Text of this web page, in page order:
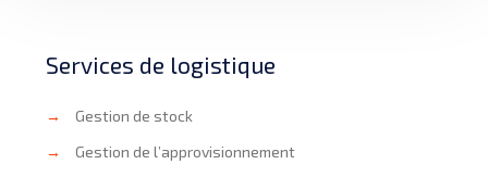
Services de logistique
→
Gestion de stock
→
Gestion de l’approvisionnement